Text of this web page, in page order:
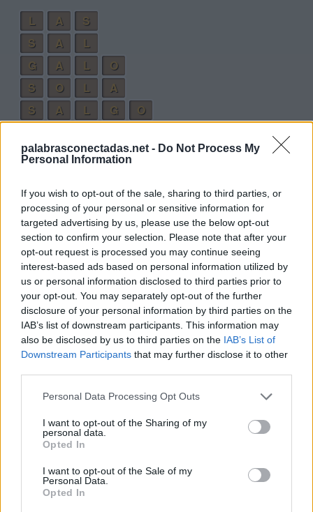
palabrasconectadas.net - Do Not Process My
Personal Information
If you wish to opt-out of the sale, sharing to third parties, or
processing of your personal or sensitive information for
targeted advertising by us, please use the below opt-out
section to confirm your selection. Please note that after your
opt-out request is processed you may continue seeing
interest-based ads based on personal information utilized by
us or personal information disclosed to third parties prior to
your opt-out. You may separately opt-out of the further
disclosure of your personal information by third parties on the
IAB’s list of downstream participants. This information may
also be disclosed by us to third parties on the IAB’s List of
Downstream Participants that may further disclose it to other
Personal Data Processing Opt Outs
I want to opt-out of the Sharing of my
personal data.
Opted In
I want to opt-out of the Sale of my
Personal Data.
Opted In
L
A
S
S
A
L
G
A L
O
S
O L
A
S
A L G
O
Palabras extra:
G
A
S
G
O
L
L
A G
O
S
O G
A
L
O S
A
L
O
S
O
S
A
O
L
A
A
L G
O
L O S
A
A
A S
A L